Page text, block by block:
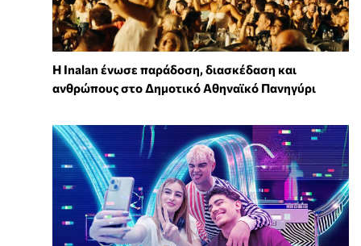
Η Inalan ένωσε παράδοση, διασκέδαση και
ανθρώπους στο Δημοτικό Αθηναϊκό Πανηγύρι